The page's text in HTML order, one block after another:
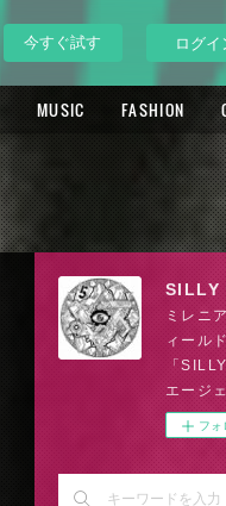
今すぐ試す ログイ
MUSIC FASHION
SILLY
ミレニ
ィール
「
エージ
フォ